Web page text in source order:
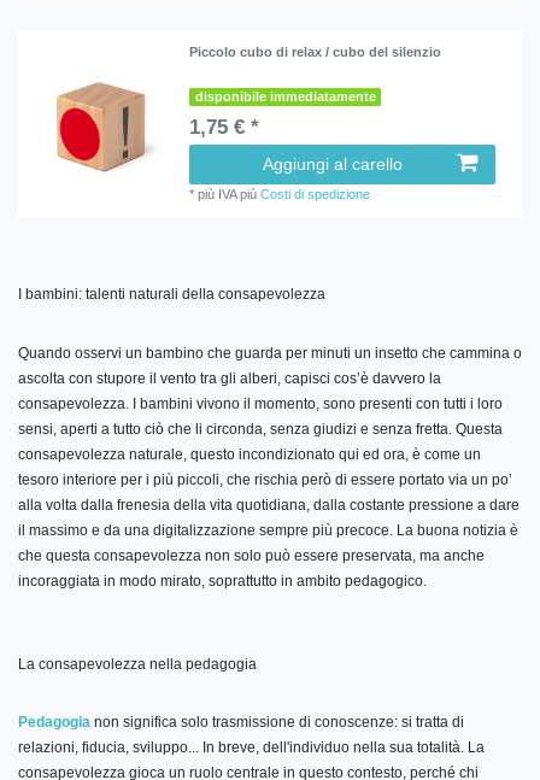
Piccolo cubo di relax / cubo del silenzio
disponibile immediatamente
1,75 € *
Aggiungi al carello
*più IVApiùCosti di spedizione
I bambini: talenti naturali della consapevolezza
Quando osservi un bambino che guarda per minuti un insetto che cammina o
ascolta con stupore il vento tra gli alberi, capisci cos’è davvero la
consapevolezza. I bambini vivono il momento, sono presenti con tutti i loro
sensi, aperti a tutto ciò che li circonda, senza giudizi e senza fretta. Questa
consapevolezza naturale, questo incondizionato qui ed ora, è come un
tesoro interiore per i più piccoli, che rischia però di essere portato via un po’
alla volta dalla frenesia della vita quotidiana, dalla costante pressione a dare
il massimo e da una digitalizzazione sempre più precoce. La buona notizia è
che questa consapevolezza non solo può essere preservata, ma anche
incoraggiata in modo mirato, soprattutto in ambito pedagogico.
La consapevolezza nella pedagogia
Pedagogia non significa solo trasmissione di conoscenze: si tratta di
relazioni, fiducia, sviluppo... In breve, dell'individuo nella sua totalità. La
consapevolezza gioca un ruolo centrale in questo contesto, perché chi